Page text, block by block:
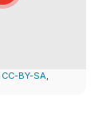
CC-BY-SA,